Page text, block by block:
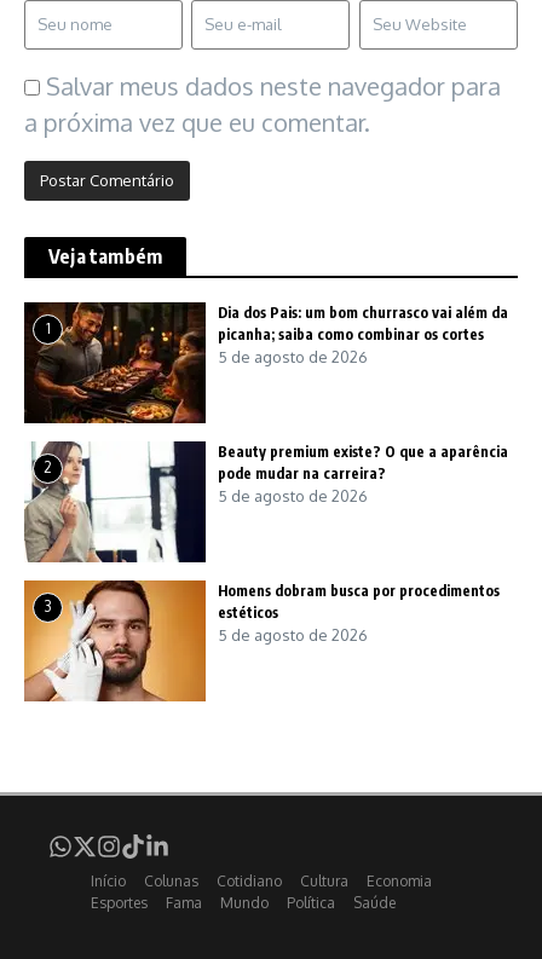
Salvar meus dados neste navegador para
a próxima vez que eu comentar.
Veja também
1
Dia dos Pais: um bom churrasco vai além da
picanha; saiba como combinar os cortes
5 de agosto de 2026
2
Beauty premium existe? O que a aparência
pode mudar na carreira?
5 de agosto de 2026
3
Homens dobram busca por procedimentos
estéticos
5 de agosto de 2026
Início Colunas Cotidiano Cultura
Economia
Esportes
Fama Mundo Política Saúde